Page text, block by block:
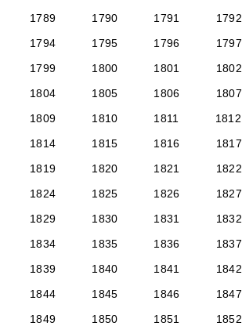
1789
1790 1791 1792
1794
1795 1796 1797
1799
1800 1801 1802
1804
1805 1806 1807
1809
1810 1811 1812
1814
1815 1816 1817
1819
1820 1821 1822
1824
1825 1826 1827
1829
1830 1831 1832
1834
1835 1836 1837
1839
1840 1841 1842
1844
1845 1846 1847
1849
1850 1851 1852